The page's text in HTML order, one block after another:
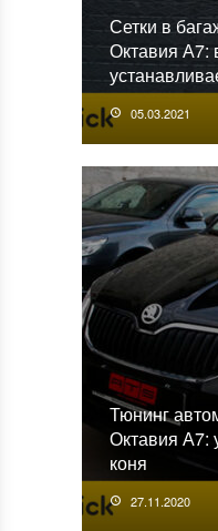
Сетки в
Октавия А7:
05.03.2021
Тюнинг
Октавия А7:
коня
27.11.2020